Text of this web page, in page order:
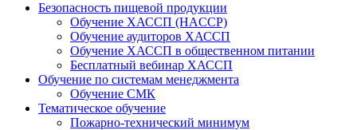
Безопасность пищевой продукции
Обучение ХАССП (HACCP)
Обучение аудиторов ХАССП
Обучение ХАССП в общественном питании
Бесплатный вебинар ХАССП
Обучение по системам менеджмента
Обучение СМК
Тематическое обучение
Пожарно-технический минимум